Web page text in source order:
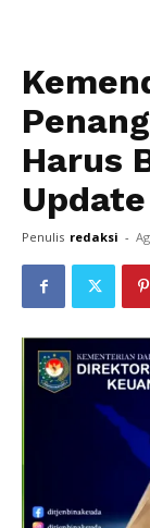
Harus
Update
Penulis redaksi -